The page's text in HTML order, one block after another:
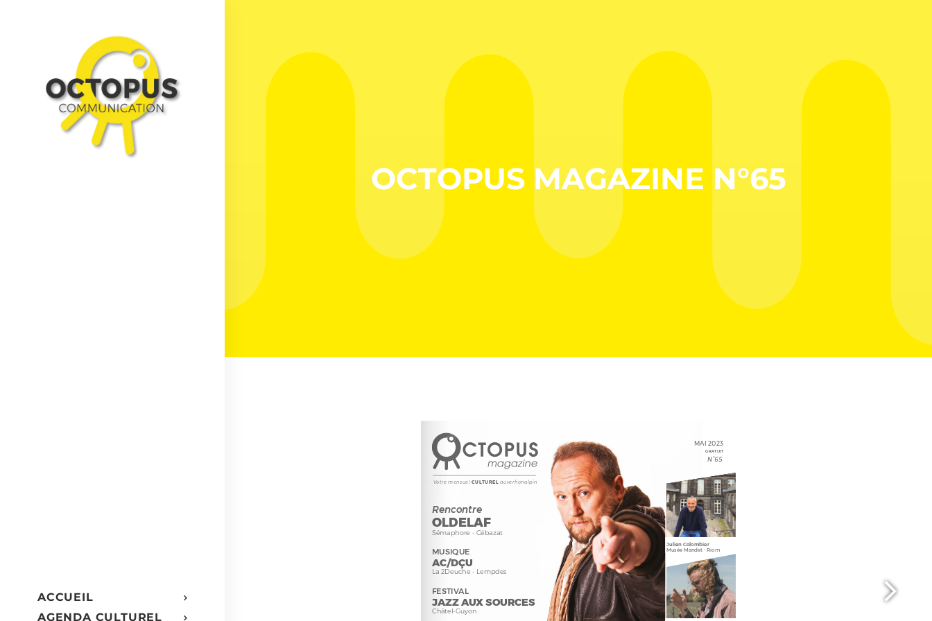
ACCUEIL
AGENDA CULTUREL
OCTOPUS MAGAZINE N°65